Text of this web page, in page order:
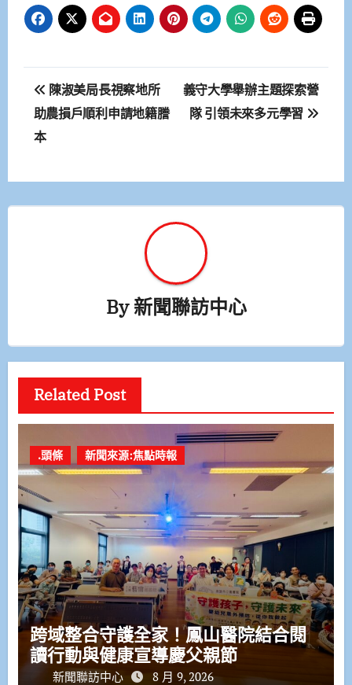
文
章
導
覽
陳淑美局長視察地所
助農損戶順利申請地籍謄
本
義守大學舉辦主題探索營
隊 引領未來多元學習
By新聞聯訪中心
Related Post
.頭條 新聞來源:焦點時報
跨域整合守護全家！鳳山醫院結合閱
讀行動與健康宣導慶父親節
新聞聯訪中心 8 月 9, 2026